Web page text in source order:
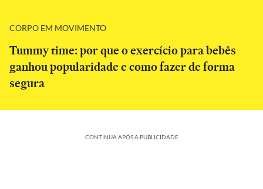
CORPO EM MOVIMENTO
Tummy time: por que o exercício para bebês
ganhou popularidade e como fazer de forma
segura
CONTINUA APÓS A PUBLICIDADE